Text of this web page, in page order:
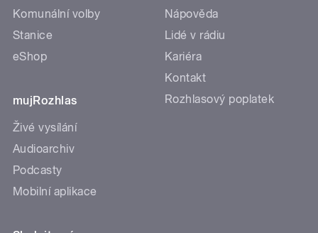
Komunální volby
Stanice
eShop
mujRozhlas
Živé vysílání
Audioarchiv
Podcasty
Mobilní aplikace
Nápověda
Lidé v rádiu
Kariéra
Kontakt
Rozhlasový poplatek